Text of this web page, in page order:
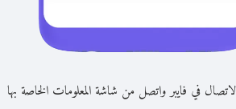
في فايبر واتصل من شاشة المعلومات الخاصة بها